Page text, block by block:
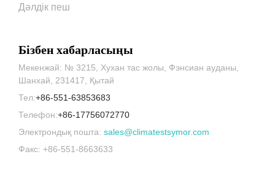
Дәлдік пеш
Бізбен хабарласыңы
Мекенжай: № 3215, Хухан тас жолы, Фэнсиан ауданы,
Шанхай, 231417, Қытай
Тел:+86-551-63853683
Телефон:+86-17756072770
Электрондық пошта: sales@climatestsymor.com
Факс: +86-551-8663633